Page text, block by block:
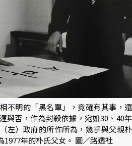
不明的「黑名單」，竟確有其事，還
與否，作為封殺依據，宛如30、40年
左）政府的所作所為，幾乎與父親朴
1977年的朴氏父女。 圖／路透社